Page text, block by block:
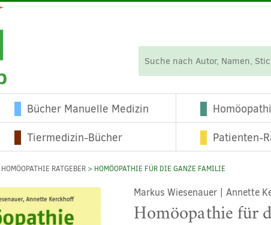
Bücher Manuelle Medizin
Tiermedizin-Bücher Patienten-
HOMÖOPATHIE RATGEBER > HOMÖOPATHIE FÜR DIE GANZE FAMILIE
Markus Wiesenauer| Annette
Homöopathie für